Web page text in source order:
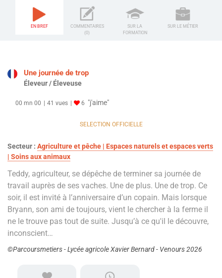
EN BREF
COMMENTAIRES
(0)
SUR LA
FORMATION
SUR LE MÉTIER
Une journée de trop
Éleveur / Éleveuse
00 mn 00 41 vues 6 "j'aime"
SELECTION OFFICIELLE
Secteur : Agriculture et pêche | Espaces naturels et espaces verts
| Soins aux animaux
Teddy, agriculteur, se dépêche de terminer sa journée de
travail auprès de ses vaches. Une de plus. Une de trop. Ce
soir, il est invité à l’anniversaire d’un copain. Mais lorsque
Bryann, son ami de toujours, vient le chercher à la ferme il
ne le trouve pas tout de suite. Jusqu’à ce qu'il le découvre,
inconscient…
©Parcoursmetiers - Lycée agricole Xavier Bernard - Venours 2026